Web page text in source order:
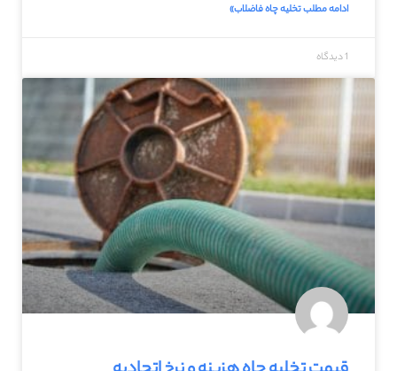
ادامه مطلب تخلیه چاه فاضلاب»
1 دیدگاه